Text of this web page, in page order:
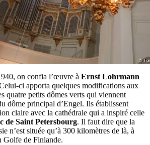
on confia l’œuvre à Ernst Lohrmann
ci apporta quelques modifications aux
quatre petits dômes verts qui viennent
dôme principal d’Engel. Ils établissent
claire avec la cathédrale qui a inspiré celle
de Saint Petersbourg. Il faut dire que la
n’est située qu’à 300 kilomètres de là, à
Golfe de Finlande.